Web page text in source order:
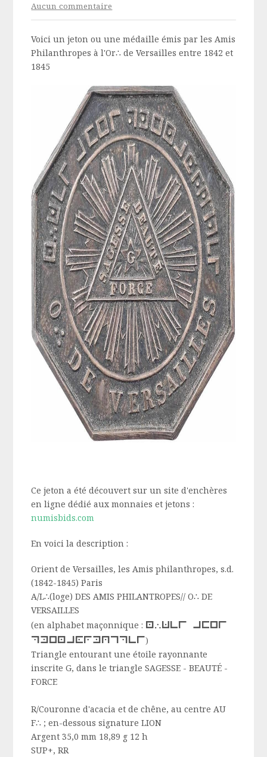
Aucun commentaire
Voici un jeton ou une médaille émis par les Amis
Philanthropes à l'Or∴ de Versailles entre 1842 et
1845
Ce jeton a été découvert sur un site d'enchères
en ligne dédié aux monnaies et jetons :
numisbids.com
En voici la description :
Orient de Versailles, les Amis philanthropes, s.d.
(1842-1845) Paris
A/L∴(loge) DES AMIS PHILANTROPES// O∴ DE
VERSAILLES
(en alphabet maçonnique : l∴des amis
philanthropes)
Triangle entourant une étoile rayonnante
inscrite G, dans le triangle SAGESSE - BEAUTÉ -
FORCE
R/Couronne d'acacia et de chêne, au centre AU
F∴ ; en-dessous signature LION
Argent 35,0 mm 18,89 g 12 h
SUP+, RR